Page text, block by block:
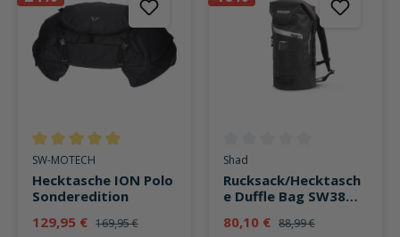
Durchschnittliche Bewertung von 5 von 5 Sternen
SW-MOTECH
Hecktasche ION Polo
Sonderedition
129,95 € 169,95 €
Durchschnittliche Bewertung
Shad
Rucksack/Hecktasch
e Duffle Bag SW38
80,10 € 88,99 €